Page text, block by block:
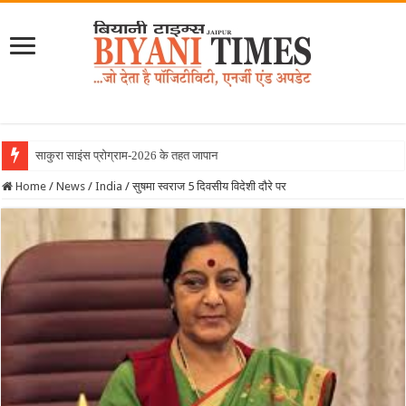
साकुरा साइंस प्रोग्राम-2026 के तहत जापान रवाना हुई बिय
Home / News / India / सुषमा स्वराज 5 दिवसीय विदेशी दौरे पर